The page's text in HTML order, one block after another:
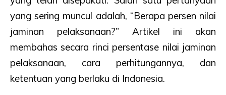
yang sering muncul adalah, “Berapa persen nilai
jaminan pelaksanaan?” Artikel ini akan
membahas secara rinci persentase nilai jaminan
pelaksanaan, cara perhitungannya, dan
ketentuan yang berlaku di Indonesia.